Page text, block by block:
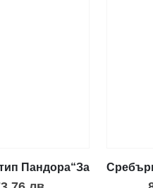
Пандора“Завинаги